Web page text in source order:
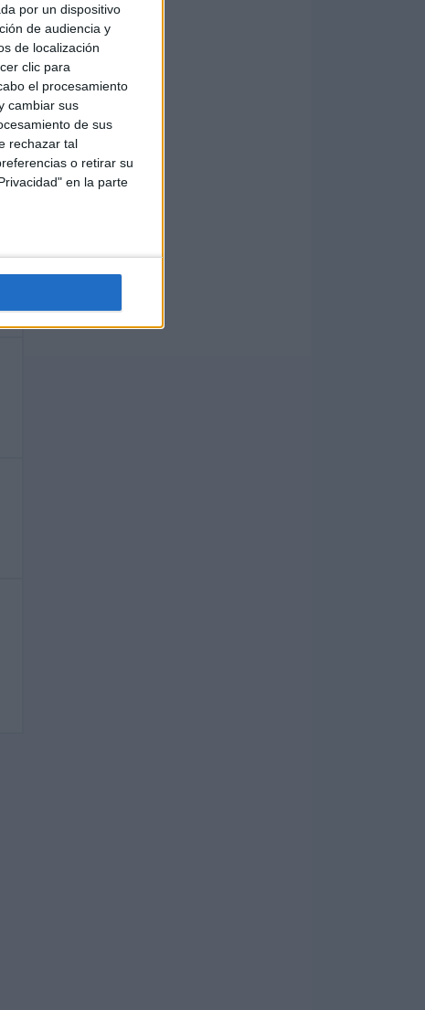
por un dispositivo
de audiencia y
de localización
clic para
el procesamiento
cambiar sus
de sus
rechazar tal
o retirar su
en la parte